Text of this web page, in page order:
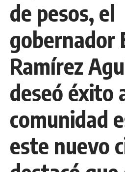
de pesos, el
gobernador
Ramírez
deseó éxito
comunidad
este nuevo